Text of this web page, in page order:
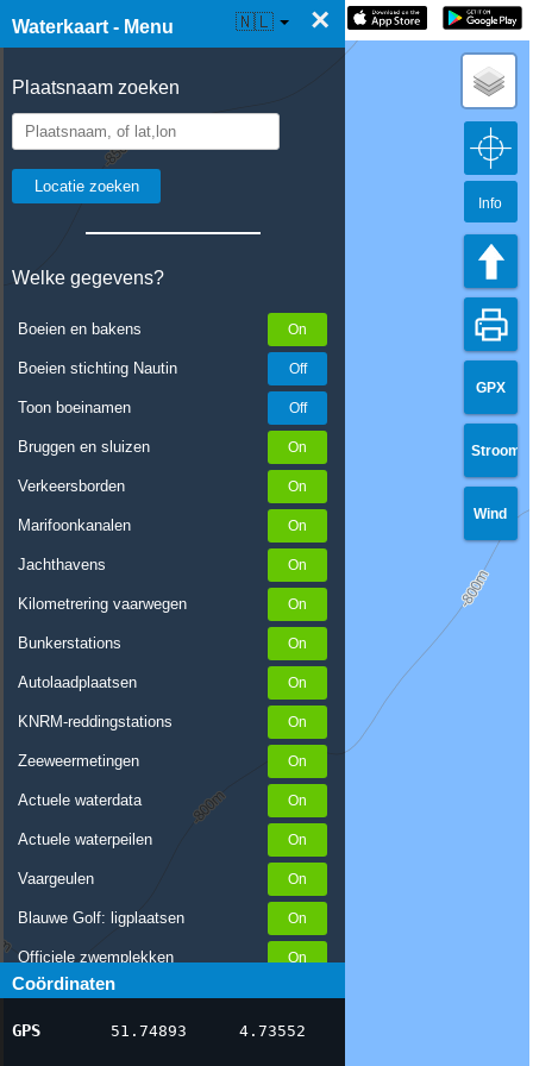
Waterkaart - Menu ×
Plaatsnaam zoeken
Welke gegevens?
Boeien en bakens
Boeien stichting Nautin
Toon boeinamen
Bruggen en sluizen
Verkeersborden
Marifoonkanalen
Jachthavens
Kilometrering vaarwegen
Bunkerstations
Autolaadplaatsen
KNRM-reddingstations
Zeeweermetingen
Actuele waterdata
Actuele waterpeilen
Vaargeulen
Blauwe Golf: ligplaatsen
Officiele zwemplekken
Stremmingen/hinder
AIS scheepsposities
Coördinaten
GPS 51.74893 4.73552
☰ Waterkaart Live 🇳🇱
GPX
Stroom
Wind
Info